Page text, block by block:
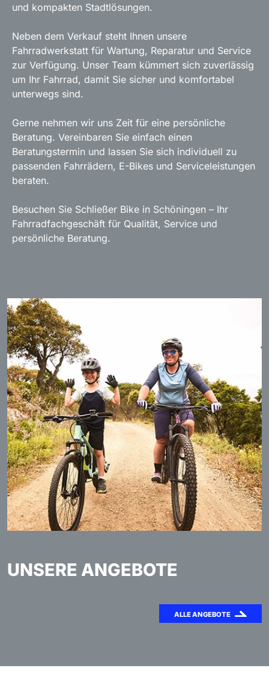
und kompakten Stadtlösungen.
Neben dem Verkauf steht Ihnen unsere
Fahrradwerkstatt für Wartung, Reparatur und Service
zur Verfügung. Unser Team kümmert sich zuverlässig
um Ihr Fahrrad, damit Sie sicher und komfortabel
unterwegs sind.
Gerne nehmen wir uns Zeit für eine persönliche
Beratung. Vereinbaren Sie einfach einen
Beratungstermin und lassen Sie sich individuell zu
passenden Fahrrädern, E-Bikes und Serviceleistungen
beraten.
Besuchen Sie Schließer Bike in Schöningen – Ihr
Fahrradfachgeschäft für Qualität, Service und
persönliche Beratung.
UNSERE ANGEBOTE
ALLE ANGEBOTE